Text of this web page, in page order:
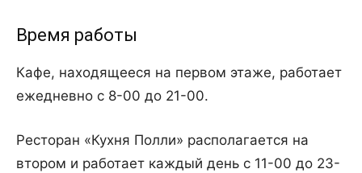
Время работы
Кафе, находящееся на первом этаже, работает
ежедневно с 8-00 до 21-00.
Ресторан «Кухня Полли» располагается на
втором и работает каждый день с 11-00 до 23-